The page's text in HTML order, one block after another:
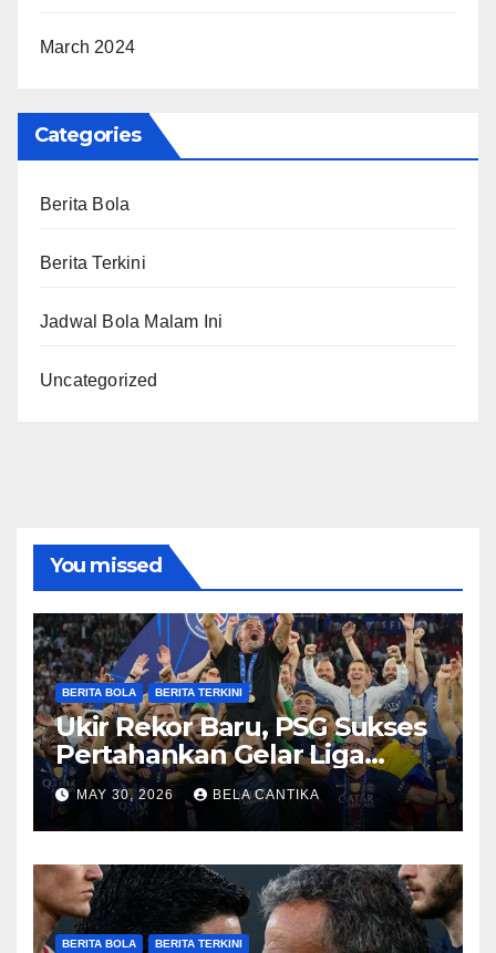
March 2024
Categories
Berita Bola
Berita Terkini
Jadwal Bola Malam Ini
Uncategorized
You missed
BERITA BOLA BERITA TERKINI
Ukir Rekor Baru, PSG Sukses
Pertahankan Gelar Liga
Champions
MAY 30, 2026 BELA CANTIKA
BERITA BOLA BERITA TERKINI